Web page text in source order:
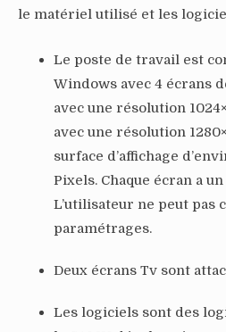
le matériel utilisé et les
Le poste de travail est
Windows avec 4 écrans
avec une résolution
avec une résolution
surface d’affichage
Pixels. Chaque écran a
L’utilisateur ne peut pas
paramétrages.
Deux écrans Tv sont
Les logiciels sont des